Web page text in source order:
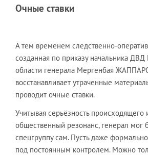
Очные ставки
А тем временем следственно-
созданная по приказу начальника ДВД
области генерала Мергенбая
восстанавливает утраченные
проводит очные ставки.
Учитывая серьёзность
общественный резонанс, генерал мог
спецгруппу сам. Пусть даже
под постоянным контролем. Можно